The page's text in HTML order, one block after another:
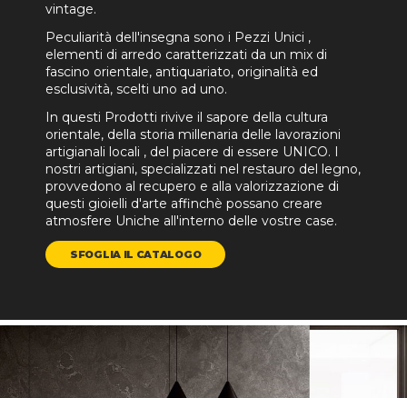
vintage.
Peculiarità dell'insegna sono i Pezzi Unici ,
elementi di arredo caratterizzati da un mix di
fascino orientale, antiquariato, originalità ed
esclusività, scelti uno ad uno.
In questi Prodotti rivive il sapore della cultura
orientale, della storia millenaria delle lavorazioni
artigianali locali , del piacere di essere UNICO. I
nostri artigiani, specializzati nel restauro del legno,
provvedono al recupero e alla valorizzazione di
questi gioielli d'arte affinchè possano creare
atmosfere Uniche all'interno delle vostre case.
SFOGLIA IL CATALOGO